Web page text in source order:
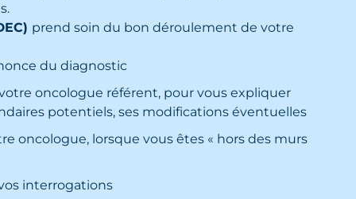
prend soin du bon déroulement de votre
du diagnostic
oncologue référent, pour vous expliquer
potentiels, ses modifications éventuelles
oncologue, lorsque vous êtes « hors des murs
interrogations